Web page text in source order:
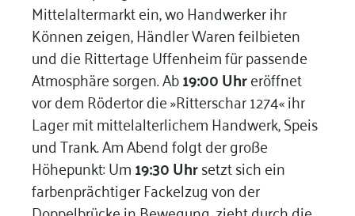
Mittelaltermarkt ein, wo Handwerker ihr
Können zeigen, Händler Waren feilbieten
und die Rittertage Uffenheim für passende
Atmosphäre sorgen. Ab19:00 Uhreröffnet
vor dem Rödertor die »Ritterschar 1274« ihr
Lager mit mittelalterlichem Handwerk, Speis
und Trank. Am Abend folgt der große
Höhepunkt: Um19:30 Uhrsetzt sich ein
farbenprächtiger Fackelzug von der